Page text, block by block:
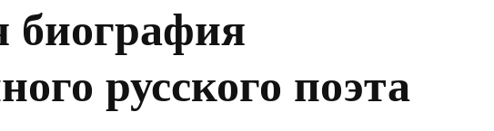
биография
русского поэта